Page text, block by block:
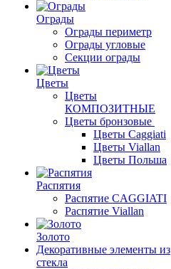
Ограды
Ограды периметр
Ограды угловые
Секции ограды
Цветы
Цветы
КОМПОЗИТНЫЕ
Цветы бронзовые
Цветы Caggiati
Цветы Viallan
Цветы Польша
Распятия
Распятие CAGGIATI
Распятие Viallan
Золото
Декоративные элементы из
стекла